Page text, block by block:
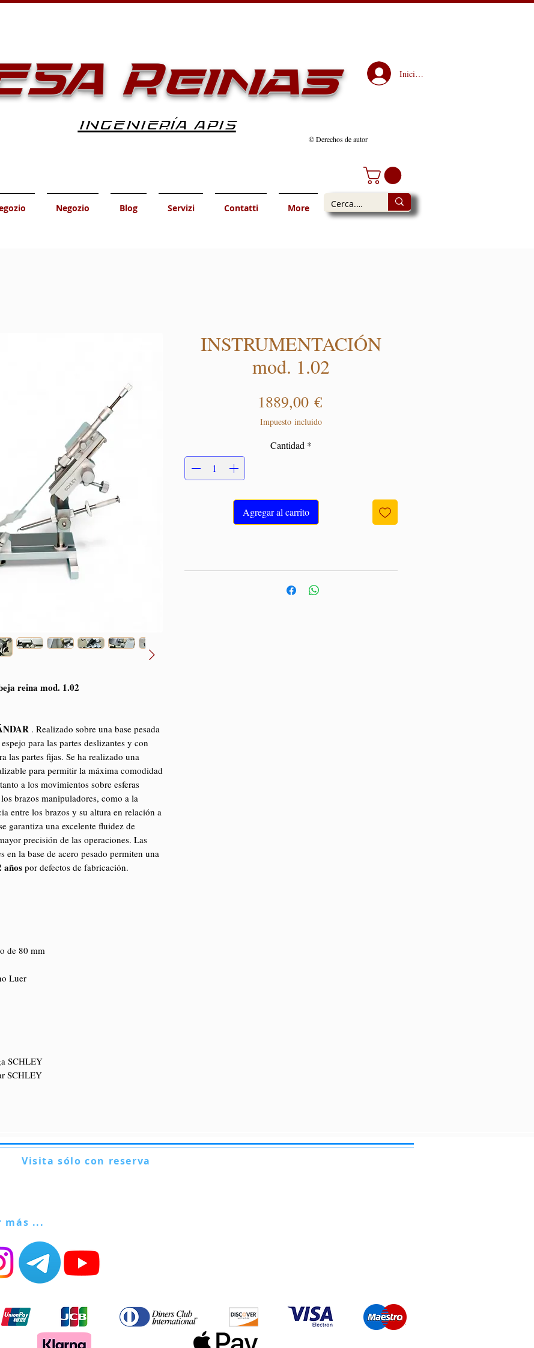
Reinas
INGENIERÍA APIS
Iniciar sesión
© Derechos de autor
Negozio Blog Servizi Contatti More
reina mod. 1.02
. Realizado sobre una base pesada
para las partes deslizantes y con
las partes fijas. Se ha realizado una
para permitir la máxima comodidad
a los movimientos sobre esferas
brazos manipuladores, como a la
entre los brazos y su altura en relación a
garantiza una excelente fluidez de
precisión de las operaciones. Las
en la base de acero pesado permiten una
por defectos de fabricación.
de 80 mm
Luer
SCHLEY
SCHLEY
INSTRUMENTACIÓN
mod. 1.02
1889,00 €Precio
Impuesto incluido
Cantidad *
Agregar al carrito
más ...
Visita sólo con reserva